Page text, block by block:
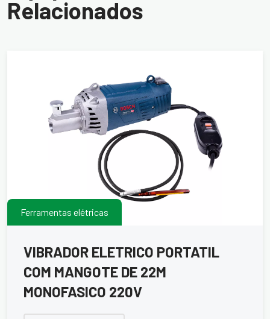
Relacionados
Ferramentas elétricas
VIBRADOR ELETRICO PORTATIL
COM MANGOTE DE 22M
MONOFASICO 220V